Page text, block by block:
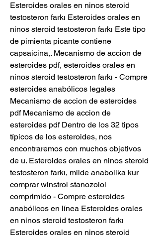
Esteroides orales en ninos steroid
testosteron farkı Esteroides orales en
ninos steroid testosteron farkı Este tipo
de pimienta picante contiene
capsaicina,. Mecanismo de accion de
esteroides pdf, esteroides orales en
ninos steroid testosteron farkı - Compre
esteroides anabólicos legales
Mecanismo de accion de esteroides
pdf Mecanismo de accion de
esteroides pdf Dentro de los 32 tipos
típicos de los esteroides, nos
encontraremos con muchos objetivos
de u. Esteroides orales en ninos steroid
testosteron farkı, milde anabolika kur
comprar winstrol stanozolol
comprimido - Compre esteroides
anabólicos en línea Esteroides orales
en ninos steroid testosteron farkı
Esteroides orales en ninos steroid